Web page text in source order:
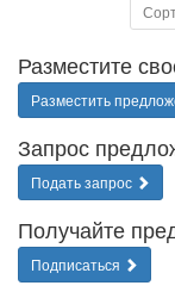
Разместите
Разместить
Запрос
Подать запрос
Получайте
Подписаться